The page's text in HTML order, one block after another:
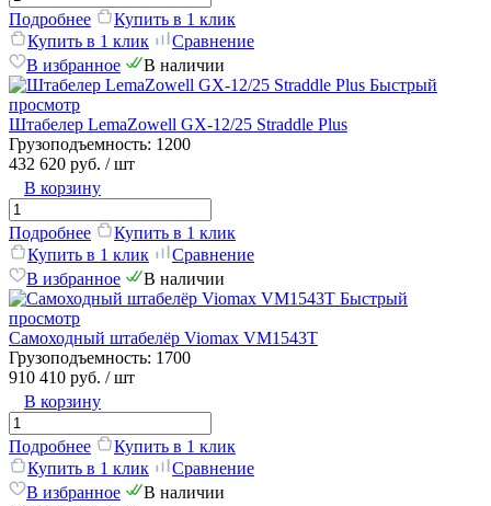
Подробнее
Купить в 1 клик
Купить в 1 клик
Сравнение
В избранное
В наличии
Быстрый
просмотр
Штабелер LemaZowell GX-12/25 Straddle Plus
Грузоподъемность: 1200
432 620 руб. / шт
В корзину
Подробнее
Купить в 1 клик
Купить в 1 клик
Сравнение
В избранное
В наличии
Быстрый
просмотр
Самоходный штабелёр Viomax VM1543T
Грузоподъемность: 1700
910 410 руб. / шт
В корзину
Подробнее
Купить в 1 клик
Купить в 1 клик
Сравнение
В избранное
В наличии